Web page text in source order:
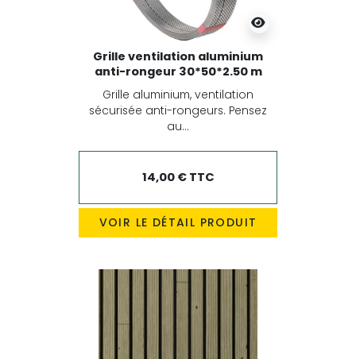
Grille ventilation aluminium
anti-rongeur 30*50*2.50 m
Grille aluminium, ventilation
sécurisée anti-rongeurs. Pensez
au...
14,00 € TTC
VOIR LE DÉTAIL PRODUIT